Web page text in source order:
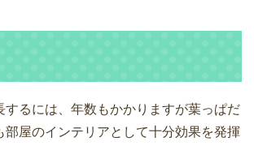
するには、年数もかかりますが葉っぱだ
部屋のインテリアとして十分効果を発揮